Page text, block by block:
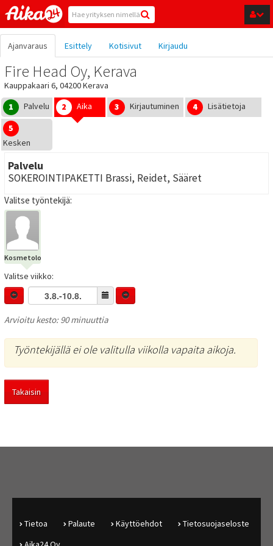
Hyppää pääsisältöön
Ajanvaraus Esittely Kotisivut Kirjaudu
Fire Head Oy, Kerava
Kauppakaari 6, 04200 Kerava
1
Palvelu 2 Aika 3 Kirjautuminen 4
Lisätietoja
5
Kesken
Palvelu
SOKEROINTIPAKETTI Brassi, Reidet, Sääret
Valitse työntekijä:
Kosmetologi
Valitse viikko:
Arvioitu kesto: 90 minuuttia
Työntekijällä ei ole valitulla viikolla vapaita aikoja.
Takaisin
Tietoa Palaute Käyttöehdot
Tietosuojaseloste